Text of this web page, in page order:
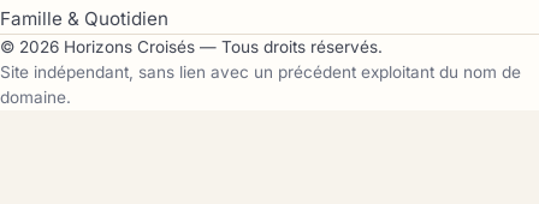
Famille & Quotidien
© 2026 Horizons Croisés — Tous droits réservés.
Site indépendant, sans lien avec un précédent exploitant du nom de
domaine.